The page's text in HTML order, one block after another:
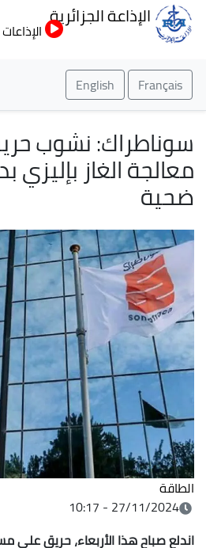
إلى
الإذاعة الجزائرية
الإذاعات
Français
English
سوناطراك: نشوب
معالجة الغاز بإليزي
ضحية
الطاقة
27/11/2024 - 10:17
اندلع صباح هذا الأربعاء، حريق على